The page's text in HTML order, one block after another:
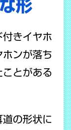
形
きイヤホ
ホンが落ち
とがある
の形状に